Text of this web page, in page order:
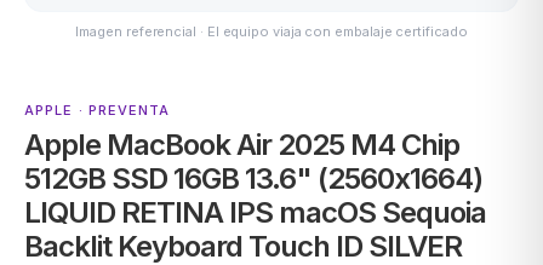
ACER
Imagen referencial · El equipo viaja con embalaje certificado
APPLE · PREVENTA
Apple MacBook Air 2025 M4 Chip
512GB SSD 16GB 13.6" (2560x1664)
LIQUID RETINA IPS macOS Sequoia
Backlit Keyboard Touch ID SILVER